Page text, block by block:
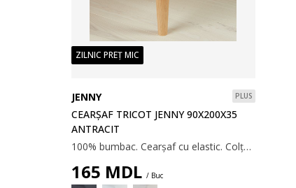
ZILNIC PREȚ MIC
JENNY PLUS
CEARȘAF TRICOT JENNY 90X200X35
ANTRACIT
100% bumbac. Cearșaf cu elastic. Colțuri elastice. 90x200x35 cm
165 MDL / Buc